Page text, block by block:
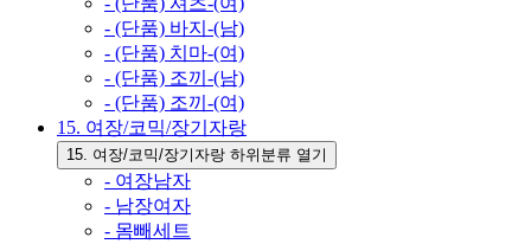
- (단품) 바지-(남)
- (단품) 치마-(여)
- (단품) 조끼-(남)
- (단품) 조끼-(여)
15. 여장/코믹/장기자랑
15. 여장/코믹/장기자랑 하위분류 열기
- 여장남자
- 남장여자
- 몸빼세트